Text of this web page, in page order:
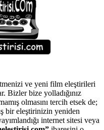
ve yeni film eleştirileri
Bizler bize yolladığınız
olmasını tercih etsek de;
bir eleştirinizin yeniden
internet sitesi veya